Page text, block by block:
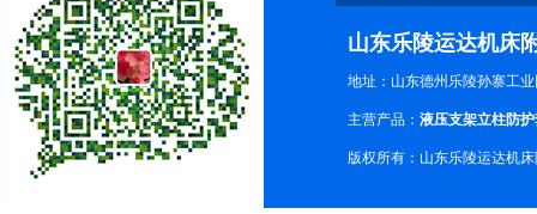
山东乐陵运达机床
地址：山东德州乐陵孙寨工
主营产品： 液压支架立柱防
版权所有：山东乐陵运达机